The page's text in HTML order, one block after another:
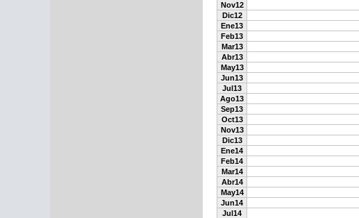
Nov12
Dic12
Ene13
Feb13
Mar13
Abr13
May13
Jun13
Jul13
Ago13
Sep13
Oct13
Nov13
Dic13
Ene14
Feb14
Mar14
Abr14
May14
Jun14
Jul14